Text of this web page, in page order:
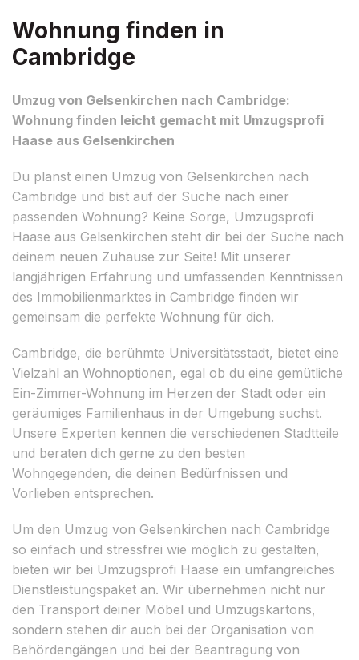
Wohnung finden in
Cambridge
Umzug von Gelsenkirchen nach Cambridge:
Wohnung finden leicht gemacht mit Umzugsprofi
Haase aus Gelsenkirchen
Du planst einen Umzug von Gelsenkirchen nach
Cambridge und bist auf der Suche nach einer
passenden Wohnung? Keine Sorge, Umzugsprofi
Haase aus Gelsenkirchen steht dir bei der Suche nach
deinem neuen Zuhause zur Seite! Mit unserer
langjährigen Erfahrung und umfassenden Kenntnissen
des Immobilienmarktes in Cambridge finden wir
gemeinsam die perfekte Wohnung für dich.
Cambridge, die berühmte Universitätsstadt, bietet eine
Vielzahl an Wohnoptionen, egal ob du eine gemütliche
Ein-Zimmer-Wohnung im Herzen der Stadt oder ein
geräumiges Familienhaus in der Umgebung suchst.
Unsere Experten kennen die verschiedenen Stadtteile
und beraten dich gerne zu den besten
Wohngegenden, die deinen Bedürfnissen und
Vorlieben entsprechen.
Um den Umzug von Gelsenkirchen nach Cambridge
so einfach und stressfrei wie möglich zu gestalten,
bieten wir bei Umzugsprofi Haase ein umfangreiches
Dienstleistungspaket an. Wir übernehmen nicht nur
den Transport deiner Möbel und Umzugskartons,
sondern stehen dir auch bei der Organisation von
Behördengängen und bei der Beantragung von